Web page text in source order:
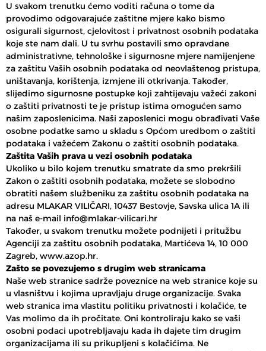
U svakom trenutku ćemo voditi računa o tome da
provodimo odgovarajuće zaštitne mjere kako bismo
osigurali sigurnost, cjelovitost i privatnost osobnih podataka
koje ste nam dali. U tu svrhu postavili smo opravdane
administrativne, tehnološke i sigurnosne mjere namijenjene
za zaštitu Vaših osobnih podataka od neovlaštenog pristupa,
uništavanja, korištenja, izmjene ili otkrivanja. Također,
slijedimo sigurnosne postupke koji zahtijevaju važeći zakoni
o zaštiti privatnosti te je pristup istima omogućen samo
našim zaposlenicima. Naši zaposlenici mogu obrađivati Vaše
osobne podatke samo u skladu s Općom uredbom o zaštiti
podataka i važećem Zakonu o zaštiti osobnih podataka.
Zaštita Vaših prava u vezi osobnih podataka
Ukoliko u bilo kojem trenutku smatrate da smo prekršili
Zakon o zaštiti osobnih podataka, možete se slobodno
obratiti našem službeniku za zaštitu osobnih podataka na
adresu MLAKAR VILIČARI, 10437 Bestovje, Savska ulica 1A ili
na naš e-mail info@mlakar-vilicari.hr
Također, u svakom trenutku možete podnijeti i pritužbu
Agenciji za zaštitu osobnih podataka, Martićeva 14, 10 000
Zagreb, www.azop.hr.
Zašto se povezujemo s drugim web stranicama
Naše web stranice sadrže poveznice na web stranice koje su
u vlasništvu i kojima upravljaju druge organizacije. Svaka
web stranica ima vlastitu politiku privatnosti i kolačiće, te
Vas molimo da ih pročitate. Oni kontroliraju kako se vaši
osobni podaci upotrebljavaju kada ih dajete tim drugim
organizacijama ili su prikupljeni s kolačićima. Ne